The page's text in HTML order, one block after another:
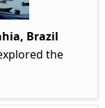
Brazil
the